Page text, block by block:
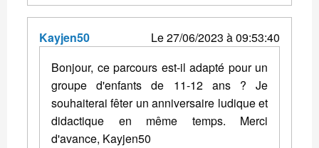
Kayjen50
Le 27/06/2023 à 09:53:40
Bonjour, ce parcours est-il adapté pour un
groupe d'enfants de 11-12 ans ? Je
souhaiterai fêter un anniversaire ludique et
didactique en même temps. Merci
d'avance, Kayjen50